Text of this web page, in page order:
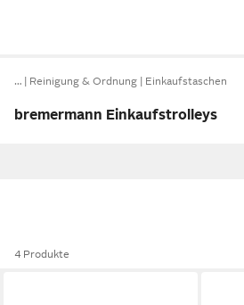
… Reinigung & Ordnung Einkaufstaschen
bremermann Einkaufstrolleys
4 Produkte